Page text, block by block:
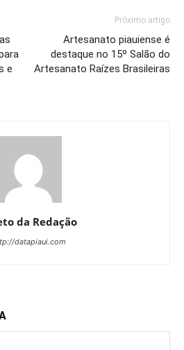
e
Próximo artigo
Artesanato piauiense é
destaque no 15º Salão do
Artesanato Raízes Brasileiras
da Redação
datapiaui.com